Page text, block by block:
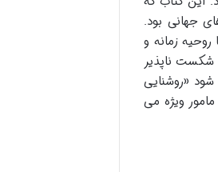
جهانی بود.
زمانه و
شکست ناپذیر
شود «روشنایی
ویژه می